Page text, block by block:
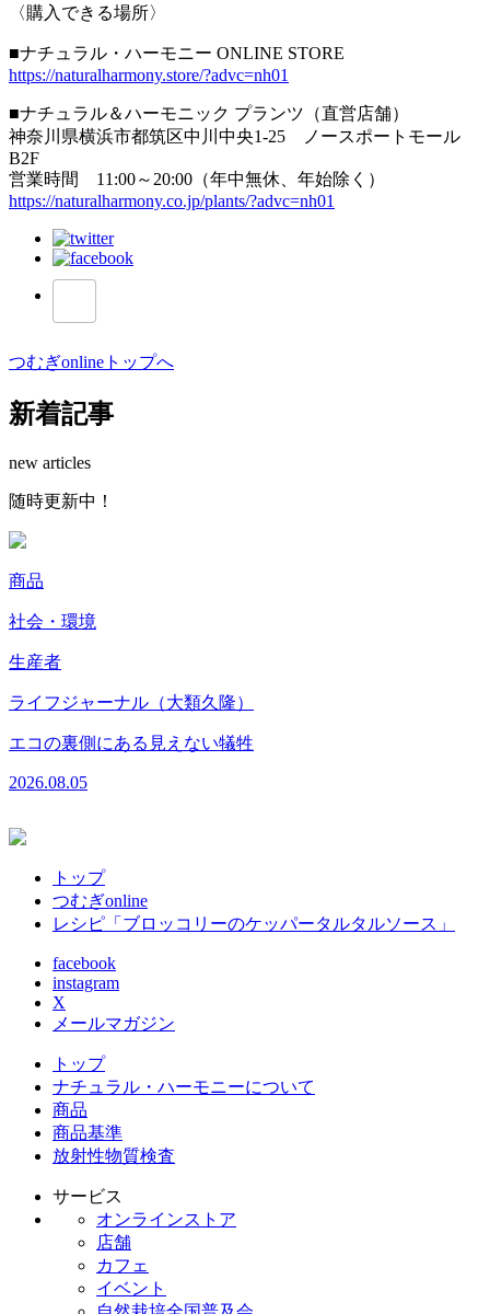
〈購入できる場所〉
■ナチュラル・ハーモニー ONLINE STORE
https://naturalharmony.store/?advc=nh01
■ナチュラル＆ハーモニック プランツ（直営店舗）
神奈川県横浜市都筑区中川中央1-25 ノースポートモール
B2F
営業時間 11:00～20:00（年中無休、年始除く）
https://naturalharmony.co.jp/plants/?advc=nh01
つむぎonlineトップへ
新着記事
new articles
随時更新中！
商品
社会・環境
生産者
ライフジャーナル（大類久隆）
エコの裏側にある見えない犠牲
2026.08.05
トップ
つむぎonline
レシピ「ブロッコリーのケッパータルタルソース」
facebook
instagram
X
メールマガジン
トップ
ナチュラル・ハーモニーについて
商品
商品基準
放射性物質検査
サービス
オンラインストア
店舗
カフェ
イベント